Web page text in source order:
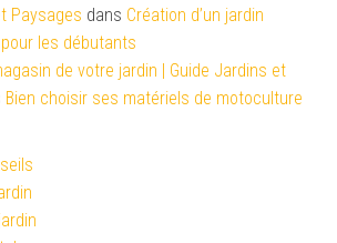
Paysages dans Création d’un jardin
les débutants
de votre jardin | Guide Jardins et
Bien choisir ses matériels de motoculture